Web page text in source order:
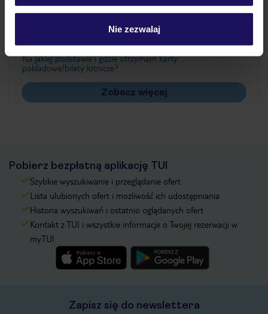
Nie zezwalaj
Często zadawane pytania
Jak zmienić uczestników/osobę zgłaszającą?
Czy w Hotelu będzie przedstawiciel TUI?
Na jakiej podstawie i gdzie otrzymam karty
pokładowe/bilety lotnicze?
Zobacz więcej
Pobierz bezpłatną aplikację TUI
Szybkie wyszukiwanie i przeglądanie ofert
Lista ulubionych ofert i możliwość ich udostępniania
Historia wyszukiwań i ostatnio oglądanych ofert
Kontakt z TUI i wszystkie informacje o Twojej rezerwacji w
myTUI
Zapisz się do newslettera